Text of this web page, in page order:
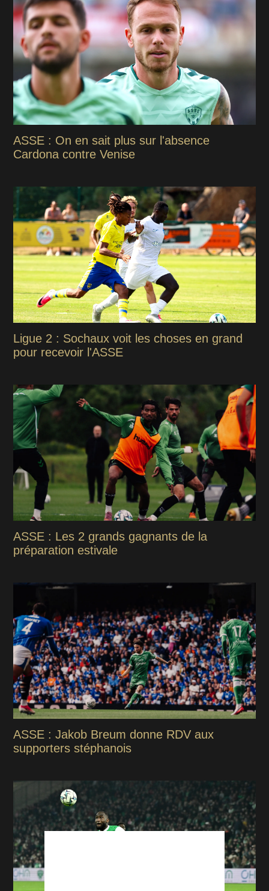
ASSE : On en sait plus sur l'absence
Cardona contre Venise
Ligue 2 : Sochaux voit les choses en grand
pour recevoir l'ASSE
ASSE : Les 2 grands gagnants de la
préparation estivale
ASSE : Jakob Breum donne RDV aux
supporters stéphanois